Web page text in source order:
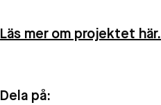
Läs mer om projektet här.
Dela på: